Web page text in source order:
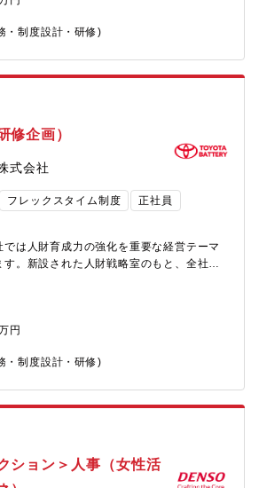
リウム系研磨剤(世界シェア:40%)／アルミ
ルタ(世界シェア:85%)／液晶ディスプレイ
事業を展開しています。中でも機能材料
の半導体パッケージ回路基板用の極薄銅
浄化触媒、ハイブリッド車の電池材料な
界でTOPクラスのシェアを誇る製品を多数
究所は創造的な研究開発により、事業の中
術を創出し、事業化を目指します。研究開
に製品化されて市場に出てゆき、暮らし
献できます。
宇宙事業の中核拠点であり、今後の事業拡
ます。当社におけるものづくりのスケー
、HR部門として会社発展をリードする魅力
者岩崎彌太郎は政府より工部省長崎造船局
所と命名して造船事業を開始したことを契
同社は発電プラントなどの社会インフラ、
機器、大型ロケット等の宇宙機器に至る
グとものづくりのグローバルリーダーとし
ます。
注高7.0712兆円、売上収益5.0271兆円、
なる成長を続けております。
各認定等ワークライフバランスを整えた働
が多数あり、選考フローを熟知しておりま
善
画・運営
（面接調整、候補者対応、エージェント対
ャネルの企画・運用
件の整理・採用活動の推進
けた施策立案・実行
ト向上施策の企画
組織開発に関する業務
て、まずは採用または教育研修のいずれ
期待】
修・人材育成施策を主体的に推進するこ
携わり、必要な人材の採用に貢献すること
ら、人材開発課の施策を推進すること
・制度設計・研修)
修企画）
式会社
フレックスタイム制度 正社員
は人財育成力の強化を重要な経営テーマ
す。新設された人財戦略室のもと、全社教
強化のための募集です。
教育、基礎知識教育、自己啓発支援制度
・運営
との調整・運営推進
・活用検討
円
・制度設計・研修)
ション＞人事（女性活